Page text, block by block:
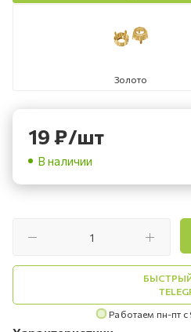
Золото
19₽/шт
В наличии
Работаем пн-пт